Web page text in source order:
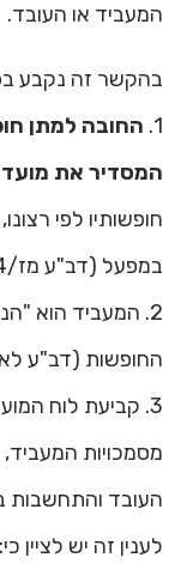
המעביד או העובד.
בהקשר זה נקבע
1. החובה למתן
המסדיר את
חופשותיו לפי
במפעל (דב"ע מז/29-4).
2. המעביד הוא
החופשות (דב"ע לא/1-
3. קביעת לוח
מסמכויות
העובד והתחשבות
לענין זה יש לציין כי: